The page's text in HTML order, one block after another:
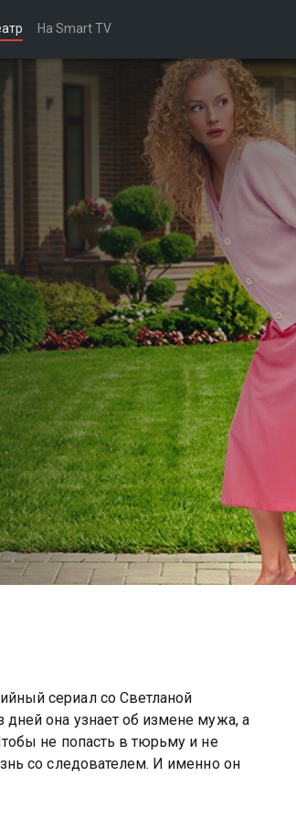
На Smart TV
сериал со Светланой
она узнает об измене мужа, а
не попасть в тюрьму и не
со следователем. И именно он